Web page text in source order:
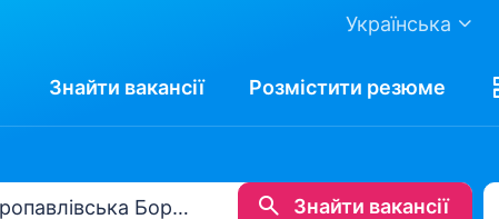
Українська
Знайти вакансії Розмістити резюме
Знайти вакансії